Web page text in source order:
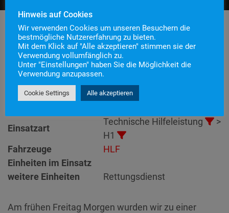
Einsatznummer
76
Einsatzstichwort
H1 – Türnotöffnung
Einsatzort
Alarmierungszeitpunkt29. November 2024 5:35
Einsatzart
Technische Hilfeleistung
>
H1
Fahrzeuge
HLF
Einheiten im Einsatz
weitere Einheiten
Rettungsdienst
Am frühen Freitag Morgen wurden wir zu einer
Hinweis auf Cookies
Wir verwenden Cookies um unseren Besuchern die
bestmögliche Nutzererfahrung zu bieten.
Mit dem Klick auf "Alle akzeptieren" stimmen sie der
Verwendung vollumfänglich zu.
Unter "Einstellungen" haben Sie die Möglichkeit die
Verwendung anzupassen.
Cookie Settings Alle akzeptieren